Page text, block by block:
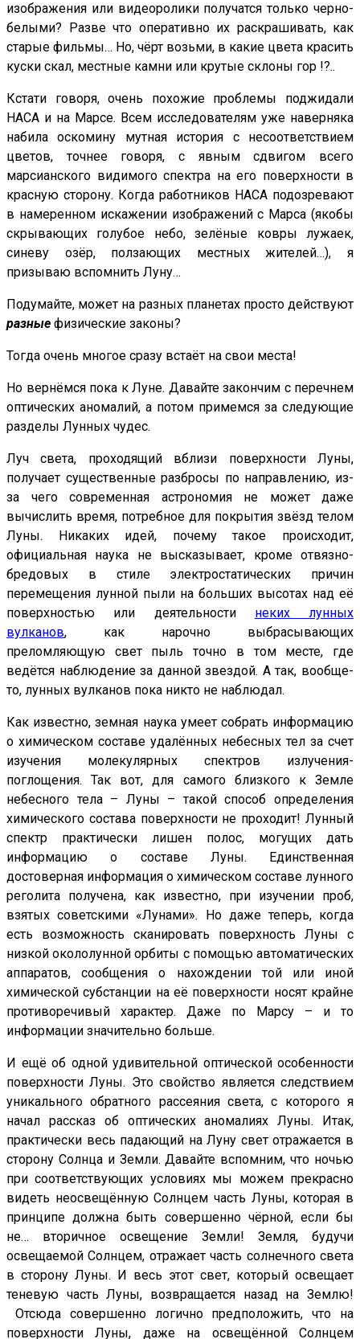
изображения или видеоролики получатся только черно-
белыми? Разве что оперативно их раскрашивать, как
старые фильмы… Но, чёрт возьми, в какие цвета красить
куски скал, местные камни или крутые склоны гор !?..
Кстати говоря, очень похожие проблемы поджидали
НАСА и на Марсе. Всем исследователям уже наверняка
набила оскомину мутная история с несоответствием
цветов, точнее говоря, с явным сдвигом всего
марсианского видимого спектра на его поверхности в
красную сторону. Когда работников НАСА подозревают
в намеренном искажении изображений с Марса (якобы
скрывающих голубое небо, зелёные ковры лужаек,
синеву озёр, ползающих местных жителей…), я
призываю вспомнить Луну…
Подумайте, может на разных планетах просто действуют
разные физические законы?
Тогда очень многое сразу встаёт на свои места!
Но вернёмся пока к Луне. Давайте закончим с перечнем
оптических аномалий, а потом примемся за следующие
разделы Лунных чудес.
Луч света, проходящий вблизи поверхности Луны,
получает существенные разбросы по направлению, из-
за чего современная астрономия не может даже
вычислить время, потребное для покрытия звёзд телом
Луны. Никаких идей, почему такое происходит,
официальная наука не высказывает, кроме отвязно-
бредовых в стиле электростатических причин
перемещения лунной пыли на больших высотах над её
поверхностью или деятельности неких лунных
вулканов, как нарочно выбрасывающих
преломляющую свет пыль точно в том месте, где
ведётся наблюдение за данной звездой. А так, вообще-
то, лунных вулканов пока никто не наблюдал.
Как известно, земная наука умеет собрать информацию
о химическом составе удалённых небесных тел за счет
изучения молекулярных спектров излучения-
поглощения. Так вот, для самого близкого к Земле
небесного тела – Луны – такой способ определения
химического состава поверхности не проходит! Лунный
спектр практически лишен полос, могущих дать
информацию о составе Луны. Единственная
достоверная информация о химическом составе лунного
реголита получена, как известно, при изучении проб,
взятых советскими «Лунами». Но даже теперь, когда
есть возможность сканировать поверхность Луны с
низкой окололунной орбиты с помощью автоматических
аппаратов, сообщения о нахождении той или иной
химической субстанции на её поверхности носят крайне
противоречивый характер. Даже по Марсу – и то
информации значительно больше.
И ещё об одной удивительной оптической особенности
поверхности Луны. Это свойство является следствием
уникального обратного рассеяния света, с которого я
начал рассказ об оптических аномалиях Луны. Итак,
практически весь падающий на Луну свет отражается в
сторону Солнца и Земли. Давайте вспомним, что ночью
при соответствующих условиях мы можем прекрасно
видеть неосвещённую Солнцем часть Луны, которая в
принципе должна быть совершенно чёрной, если бы
не… вторичное освещение Земли! Земля, будучи
освещаемой Солнцем, отражает часть солнечного света
в сторону Луны. И весь этот свет, который освещает
теневую часть Луны, возвращается назад на Землю!
Отсюда совершенно логично предположить, что на
поверхности Луны, даже на освещённой Солнцем